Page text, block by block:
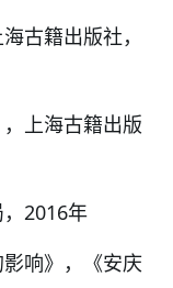
古籍出版社，
上海古籍出版
2016年
影响》，《安庆